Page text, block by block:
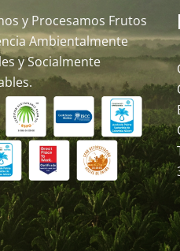
y Procesamos Frutos
Ambientalmente
y Socialmente